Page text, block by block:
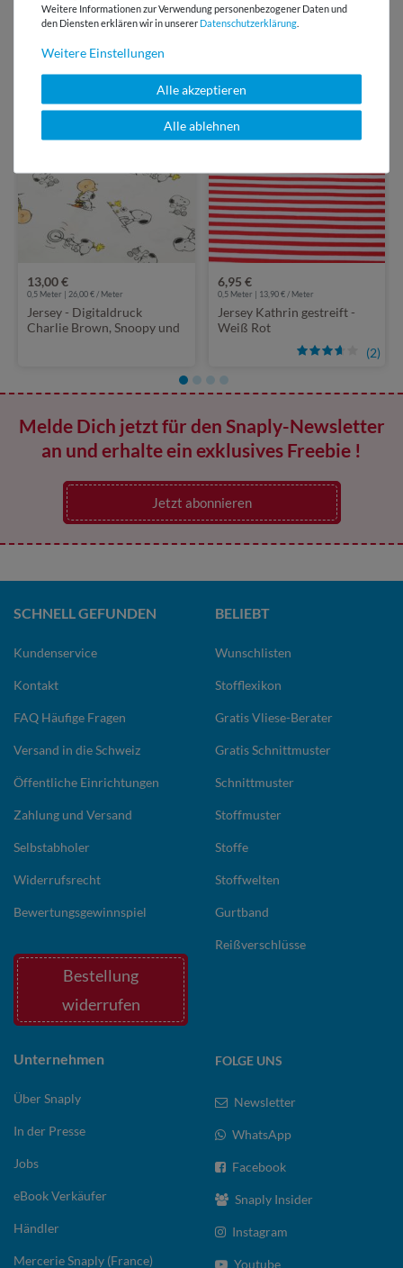
VIELLEICHT AUCH INTERESSANT
13,00 €
0,5 Meter | 26,00 € / Meter
Jersey - Digitaldruck
Charlie Brown, Snoopy und
(2)
6,95 €
0,5 Meter | 13,90 € / Meter
Jersey Kathrin gestreift -
Weiß Rot
Melde Dich jetzt für den Snaply-Newsletter
an und erhalte ein exklusives Freebie !
Jetzt abonnieren
Weitere Informationen zur Verwendung personenbezogener Daten und
den Diensten erklären wir in unserer Daten­schutz­erklärung
Weitere Einstellungen
Alle akzeptieren
Alle ablehnen
SCHNELL GEFUNDEN
Kundenservice
Kontakt
FAQ Häufige Fragen
Versand in die Schweiz
Öffentliche Einrichtungen
Zahlung und Versand
Selbstabholer
Widerrufsrecht
Bewertungsgewinnspiel
Bestellung
widerrufen
BELIEBT
Wunschlisten
Stofflexikon
Gratis Vliese-Berater
Gratis Schnittmuster
Schnittmuster
Stoffmuster
Stoffe
Stoffwelten
Gurtband
Reißverschlüsse
Unternehmen
Über Snaply
In der Presse
Jobs
eBook Verkäufer
Händler
Mercerie Snaply (France)
FOLGE UNS
Newsletter
WhatsApp
Facebook
Snaply Insider
Instagram
Youtube